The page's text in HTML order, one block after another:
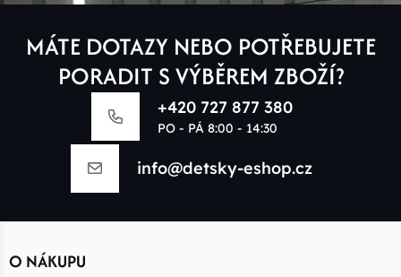
MÁTE DOTAZY NEBO POTŘEBUJETE
PORADIT S VÝBĚREM ZBOŽÍ?
+420 727 877 380
PO - PÁ 8:00 - 14:30
info@detsky-eshop.cz
O NÁKUPU